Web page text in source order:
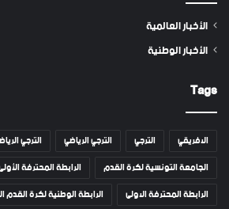
الأخبار العالمية
الأخبار الوطنية
Tags
الافريقي الترجي الترجي الرياضي
الترجي
الجامعة التونسية لكرة القدم
الرابطة المحترفة
الرابطة المحترفة الاولى
الرابطة الوطنية لكرة القدم